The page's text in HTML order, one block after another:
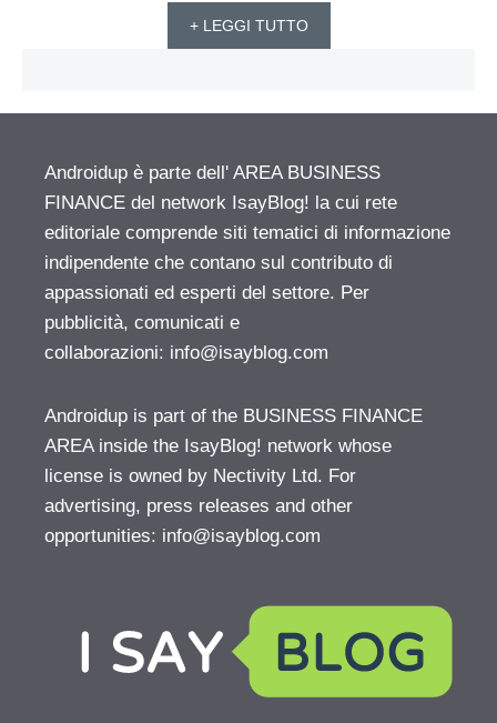
+ LEGGI TUTTO
Androidup è parte dell' AREA BUSINESS
FINANCE del network IsayBlog! la cui rete
editoriale comprende siti tematici di informazione
indipendente che contano sul contributo di
appassionati ed esperti del settore. Per
pubblicità, comunicati e
collaborazioni: info@isayblog.com
Androidup is part of the BUSINESS FINANCE
AREA inside the IsayBlog! network whose
license is owned by Nectivity Ltd. For
advertising, press releases and other
opportunities: info@isayblog.com